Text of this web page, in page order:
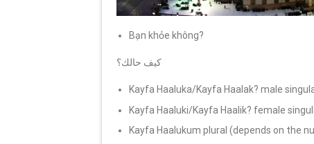
Bạn khỏe không?
كيف حالك؟
Kayfa Haaluka/Kayfa Haalak? male
Kayfa Haaluki/Kayfa Haalik? female
Kayfa Haalukum plural (depends on the